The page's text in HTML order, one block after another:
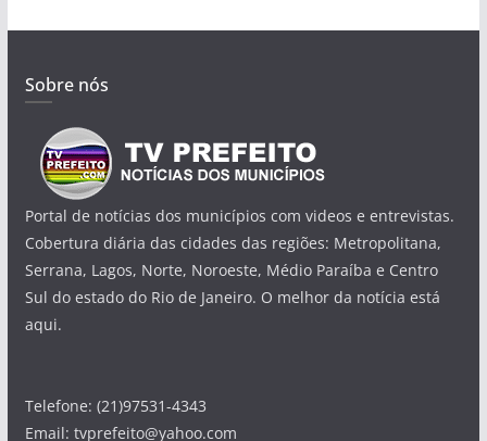
Sobre nós
Portal de notícias dos municípios com videos e entrevistas.
Cobertura diária das cidades das regiões: Metropolitana,
Serrana, Lagos, Norte, Noroeste, Médio Paraíba e Centro
Sul do estado do Rio de Janeiro. O melhor da notícia está
aqui.
Telefone: (21)97531-4343
Email: tvprefeito@yahoo.com